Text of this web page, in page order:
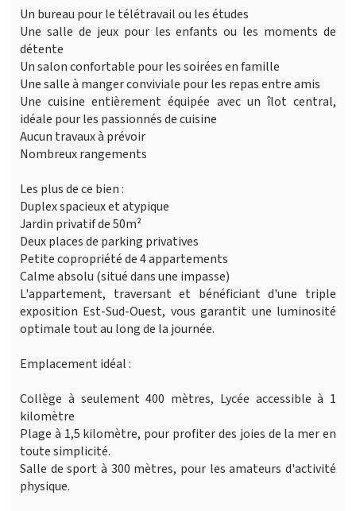
Un bureau pour le télétravail ou les études
Une salle de jeux pour les enfants ou les moments de
détente
Un salon confortable pour les soirées en famille
Une salle à manger conviviale pour les repas entre amis
Une cuisine entièrement équipée avec un îlot central,
idéale pour les passionnés de cuisine
Aucun travaux à prévoir
Nombreux rangements
Les plus de ce bien :
Duplex spacieux et atypique
Jardin privatif de 50m²
Deux places de parking privatives
Petite copropriété de 4 appartements
Calme absolu (situé dans une impasse)
L'appartement, traversant et bénéficiant d'une triple
exposition Est-Sud-Ouest, vous garantit une luminosité
optimale tout au long de la journée.
Emplacement idéal :
Collège à seulement 400 mètres, Lycée accessible à 1
kilomètre
Plage à 1,5 kilomètre, pour profiter des joies de la mer en
toute simplicité.
Salle de sport à 300 mètres, pour les amateurs d'activité
physique.